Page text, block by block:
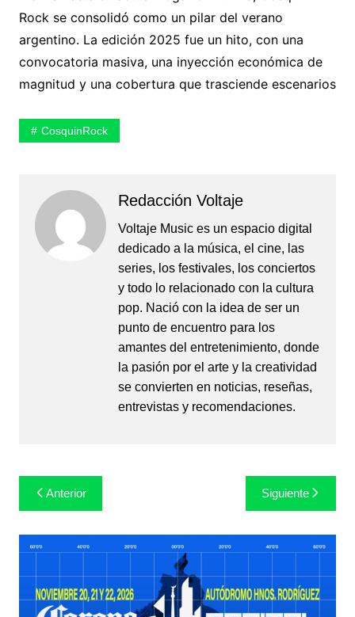
Rock se consolidó como un pilar del verano
argentino. La edición 2025 fue un hito, con una
convocatoria masiva, una inyección económica de
magnitud y una cobertura que trasciende escenarios
CosquinRock
Redacción Voltaje
Voltaje Music es un espacio digital
dedicado a la música, el cine, las
series, los festivales, los conciertos
y todo lo relacionado con la cultura
pop. Nació con la idea de ser un
punto de encuentro para los
amantes del entretenimiento, donde
la pasión por el arte y la creatividad
se convierten en noticias, reseñas,
entrevistas y recomendaciones.
Navegación
de
entradas
Anterior Siguiente